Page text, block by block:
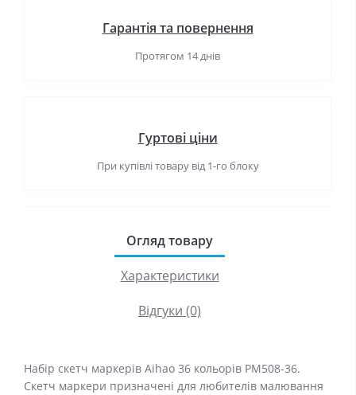
Гарантія та повернення
Протягом 14 днів
Гуртові ціни
При купівлі товару від 1-го блоку
Огляд товару
Характеристики
Відгуки (0)
Набір скетч маркерів Aihao 36 кольорів PM508-36.
Скетч маркери призначені для любителів малювання